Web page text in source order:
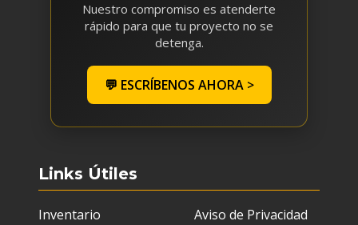
Nuestro compromiso es atenderte
rápido para que tu proyecto no se
detenga.
💬 ESCRÍBENOS AHORA >
Links Útiles
Inventario Aviso de Privacidad